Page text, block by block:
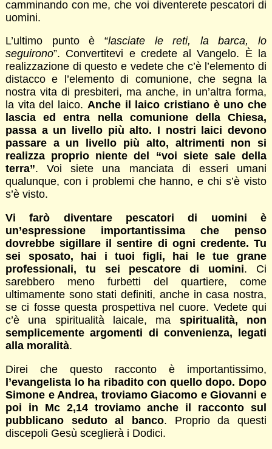
camminando con me, che voi diventerete pescatori di
uomini.
L’ultimo punto è “lasciate le reti, la barca, lo
seguirono”. Convertitevi e credete al Vangelo. È la
realizzazione di questo e vedete che c’è l’elemento di
distacco e l’elemento di comunione, che segna la
nostra vita di presbiteri, ma anche, in un’altra forma,
la vita del laico. Anche il laico cristiano è uno che
lascia ed entra nella comunione della Chiesa,
passa a un livello più alto. I nostri laici devono
passare a un livello più alto, altrimenti non si
realizza proprio niente del “voi siete sale della
terra”. Voi siete una manciata di esseri umani
qualunque, con i problemi che hanno, e chi s’è visto
s’è visto.
Vi farò diventare pescatori di uomini è
un’espressione importantissima che penso
dovrebbe sigillare il sentire di ogni credente. Tu
sei sposato, hai i tuoi figli, hai le tue grane
professionali, tu sei pescatore di uomini. Ci
sarebbero meno furbetti del quartiere, come
ultimamente sono stati definiti, anche in casa nostra,
se ci fosse questa prospettiva nel cuore. Vedete qui
c’è una spiritualità laicale, ma spiritualità, non
semplicemente argomenti di convenienza, legati
alla moralità.
Direi che questo racconto è importantissimo,
l’evangelista lo ha ribadito con quello dopo. Dopo
Simone e Andrea, troviamo Giacomo e Giovanni e
poi in Mc 2,14 troviamo anche il racconto sul
pubblicano seduto al banco. Proprio da questi
discepoli Gesù sceglierà i Dodici.